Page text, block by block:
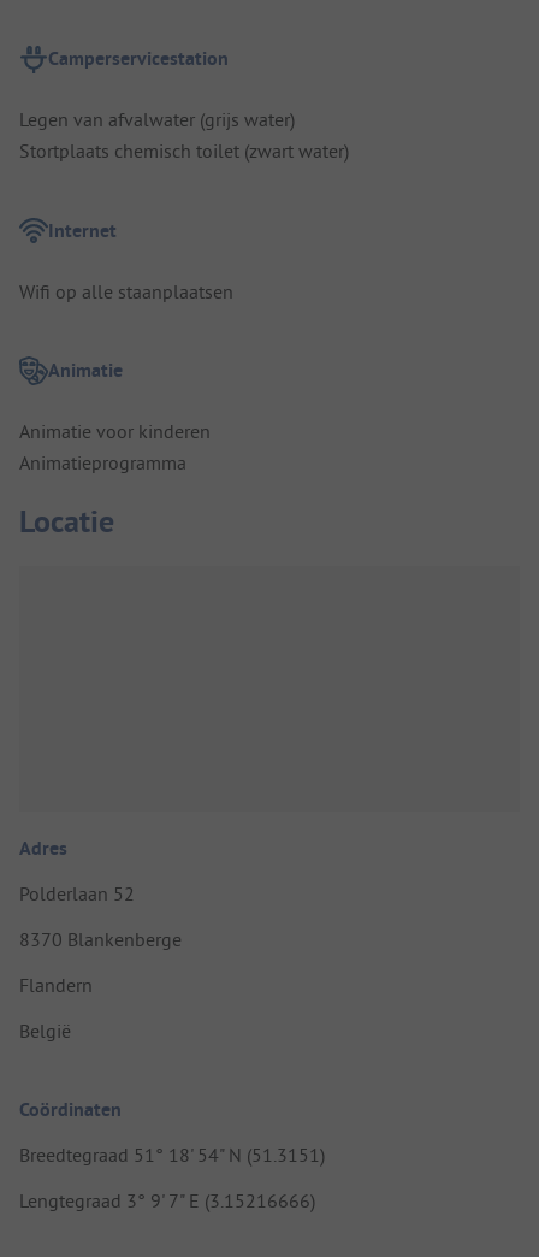
Camperservicestation
Legen van afvalwater (grijs water)
Stortplaats chemisch toilet (zwart water)
Internet
Wifi op alle staanplaatsen
Animatie
Animatie voor kinderen
Animatieprogramma
Locatie
Adres
Polderlaan 52
8370 Blankenberge
Flandern
België
Coördinaten
Breedtegraad 51° 18' 54" N (51.3151)
Lengtegraad 3° 9' 7" E (3.15216666)